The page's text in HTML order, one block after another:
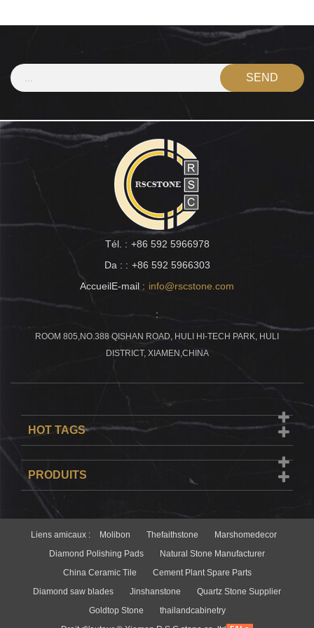
Tél. : +86 592 5966978
Da : : +86 592 5966303
AccueilE-mail : info@rscstone.com
:
ROOM 805,NO.388 QISHAN ROAD, HULI HI-TECH PARK, HULI
DISTRICT, XIAMEN,CHINA
HOT TAGS
PRODUITS
Liens amicaux : Molibon Thefaithstone
Marshomedecor
Diamond Polishing Pads
Natural Stone Manufacturer
China Ceramic Tile
Cement Plant Spare Parts
Diamond saw blades
Jinshanstone
Quartz Stone Supplier
Goldtop Stone
thailandcabinetry